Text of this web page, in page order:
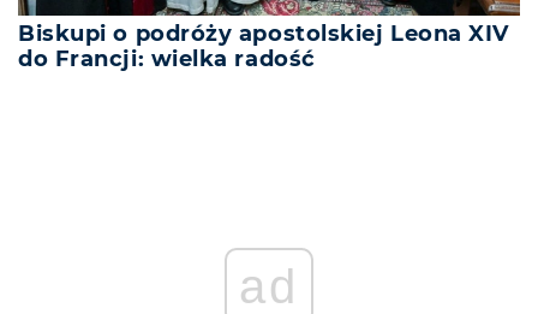
Biskupi o podróży apostolskiej Leona XIV
do Francji: wielka radość
ad